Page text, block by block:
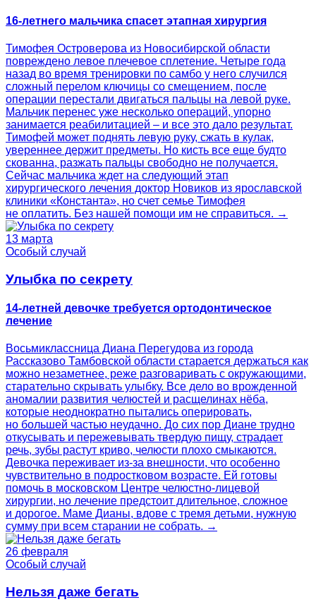
16-летнего мальчика спасет этапная хирургия
Тимофея Островерова из Новосибирской области
повреждено левое плечевое сплетение. Четыре года
назад во время тренировки по самбо у него случился
сложный перелом ключицы со смещением, после
операции перестали двигаться пальцы на левой руке.
Мальчик перенес уже несколько операций, упорно
занимается реабилитацией – и все это дало результат.
Тимофей может поднять левую руку, сжать в кулак,
увереннее держит предметы. Но кисть все еще будто
скованна, разжать пальцы свободно не получается.
Сейчас мальчика ждет на следующий этап
хирургического лечения доктор Новиков из ярославской
клиники «Константа», но счет семье Тимофея
не оплатить. Без нашей помощи им не справиться. →
13 марта
Особый случай
Улыбка по секрету
14-летней девочке требуется ортодонтическое
лечение
Восьмиклассница Диана Перегудова из города
Рассказово Тамбовской области старается держаться как
можно незаметнее, реже разговаривать с окружающими,
старательно скрывать улыбку. Все дело во врожденной
аномалии развития челюстей и расщелинах нёба,
которые неоднократно пытались оперировать,
но большей частью неудачно. До сих пор Диане трудно
откусывать и пережевывать твердую пищу, страдает
речь, зубы растут криво, челюсти плохо смыкаются.
Девочка переживает из-за внешности, что особенно
чувствительно в подростковом возрасте. Ей готовы
помочь в московском Центре челюстно‑лицевой
хирургии, но лечение предстоит длительное, сложное
и дорогое. Маме Дианы, вдове с тремя детьми, нужную
сумму при всем старании не собрать. →
26 февраля
Особый случай
Нельзя даже бегать